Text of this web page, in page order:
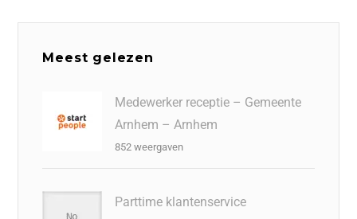
Meest gelezen
Medewerker receptie – Gemeente
Arnhem – Arnhem
852 weergaven
Parttime klantenservice